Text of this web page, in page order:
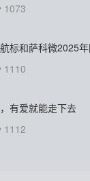
1073
标和萨科微2025年
1110
有爱就能走下去
1112